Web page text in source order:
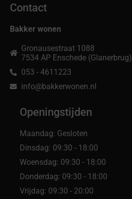
Contact
Bakker wonen
Gronausestraat 1088
7534 AP Enschede (Glanerbrug)
053 - 4611223
info@bakkerwonen.nl
Openingstijden
Maandag: Gesloten
Dinsdag: 09:30 - 18:00
Woensdag: 09:30 - 18:00
Donderdag: 09:30 - 18:00
Vrijdag: 09:30 - 20:00